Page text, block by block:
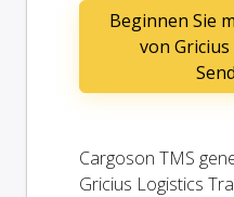
Beginnen Sie
von
Cargoson TMS
Gricius Logistics